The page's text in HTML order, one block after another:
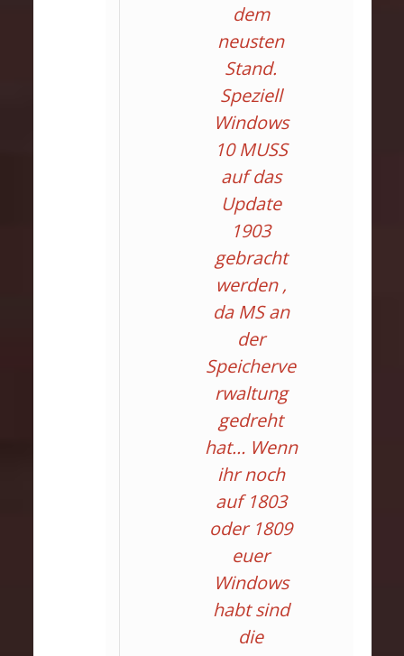
dem
neusten
Stand.
Speziell
Windows
10 MUSS
auf das
Update
1903
gebracht
werden ,
da MS an
der
Speicherve
rwaltung
gedreht
hat… Wenn
ihr noch
auf 1803
oder 1809
euer
Windows
habt sind
die